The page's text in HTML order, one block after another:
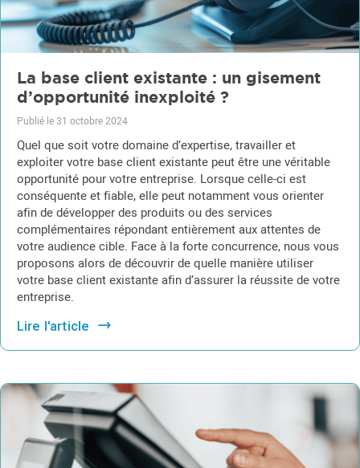
La base client existante : un gisement
d’opportunité inexploité ?
Publié le 31 octobre 2024
Quel que soit votre domaine d’expertise, travailler et
exploiter votre base client existante peut être une véritable
opportunité pour votre entreprise. Lorsque celle-ci est
conséquente et fiable, elle peut notamment vous orienter
afin de développer des produits ou des services
complémentaires répondant entièrement aux attentes de
votre audience cible. Face à la forte concurrence, nous vous
proposons alors de découvrir de quelle manière utiliser
votre base client existante afin d’assurer la réussite de votre
entreprise.
Lire l'article